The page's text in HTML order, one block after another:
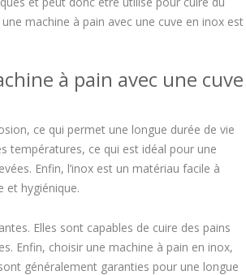
machine à pain avec une cuve en inox est
à pain avec une cuve
ce qui permet une longue durée de vie
températures, ce qui est idéal pour une
Enfin, l’inox est un matériau facile à
et hygiénique.
Elles sont capables de cuire des pains
Enfin, choisir une machine à pain en inox,
généralement garanties pour une longue